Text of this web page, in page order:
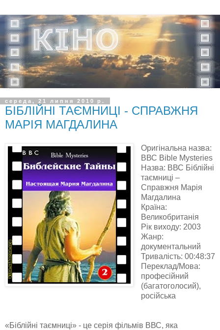
середа, 21 липня 2010 р.
БІБЛІЙНІ ТАЄМНИЦІ - СПРАВЖНЯ
МАРІЯ МАГДАЛИНА
Оригінальна назва:
ВВС Bible Mysteries
Назва: ВВС Біблійні
таємниці –
Справжня Марія
Магдалина
Країна:
Великобританія
Рік виходу: 2003
Жанр:
документальний
Тривалість: 00:48:37
Переклад/Мова:
професійний
(багатоголосий),
російська
«Біблійні таємниці» - це серія фільмів ВВС, яка